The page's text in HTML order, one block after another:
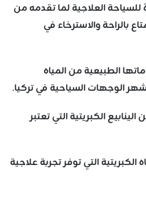
للسياحة العلاجية لما تقدمه من
بالراحة والاسترخاء في
الطبيعية من المياه
الوجهات السياحية في تركيا.
الكبريتية التي تعتبر
الكبريتية التي توفر تجربة علاجية